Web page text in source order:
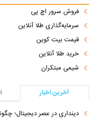
فروش سرور اچ پی
سرمایه‌گذاری طلا آنلاین
قیمت بیت کوین
خرید طلا آنلاین
شیمی مبتکران
آخرین اخبار
دینداری در عصر دیجیتال؛